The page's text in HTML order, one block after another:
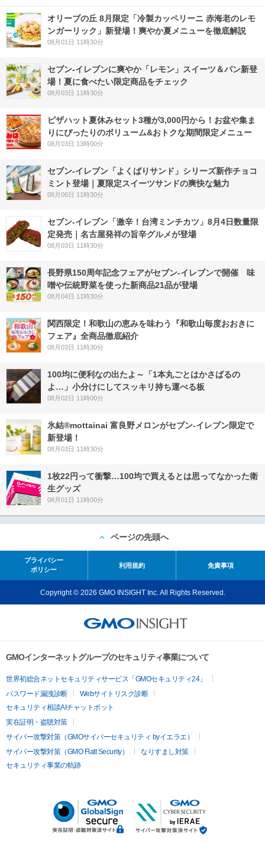
オリーブの丘 8月限定「冷製カッペリーニ 赤海老のレモ
ンガーリック」新登場！爽やか夏メニューを徹底解説
08月01日 11時30分
セブン‐イレブンに爽やか「レモン」スイーツ＆パン新登
場！夏に食べたい限定商品をチェック
08月03日 11時30分
ピザハット夏休みセット3種が3,000円から！お盆や集ま
りにぴったりのボリューム&おトクな期間限定メニュー
08月03日 13時00分
セブン‐イレブン「よくばりサンド」シリーズ新作チョコ
ミント登場｜夏限定スイーツサンドの爽快な魅力
08月06日 11時30分
セブン-イレブン「激辛！台湾ミンチカツ」8月4日数量限
定発売｜名古屋発祥の旨辛グルメが登場
08月03日 11時30分
長野県150周年記念フェアがセブン-イレブンで開催 味
噌や伝統野菜を使った新商品21品が登場
08月04日 11時30分
関西限定！和歌山の恵みを味わう『和歌山毎度おおきに
フェア』全商品徹底紹介
08月03日 11時30分
100均に便利なの出たよ～「1本丸ごとはかさばるの
よ…」小分けにしてスッキリ持ち運べる板
08月02日 11時00分
氷結®mottainai 富良野メロンがセブン‐イレブン限定で
新登場！
08月03日 11時30分
1枚22円って衝撃…100均で買えるとは思ってなかった衛
生グッズ
08月01日 11時00分
ページの先頭へ
プライバシー
ポリシー
利用規約 免責事項
Copyright © 2026 GMO INSIGHT Inc. All Rights Reserved.
GMOインターネットグループのセキュリティ事業について
世界初総合ネットセキュリティサービス「GMOセキュリティ24」
パスワード漏洩診断
Webサイトリスク診断
セキュリティ相談AIチャットボット
実在証明・盗聴対策
サイバー攻撃対策（GMOサイバーセキュリティ byイエラエ）
サイバー攻撃対策（GMO Flatt Security）
なりすまし対策
セキュリティ事業の軌跡